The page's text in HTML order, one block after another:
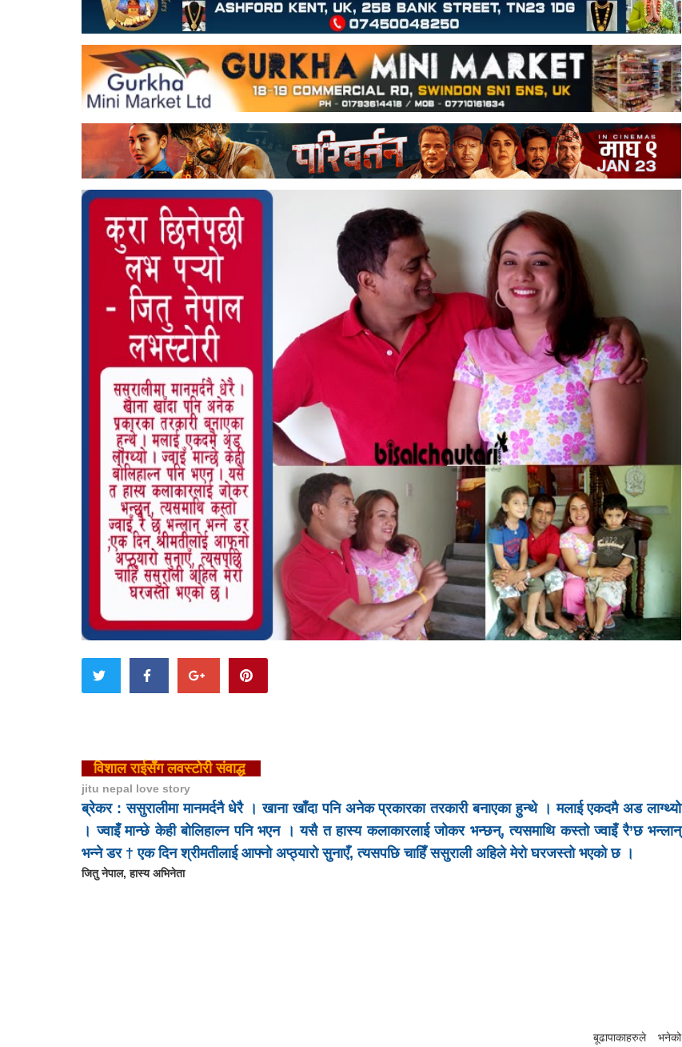
विशाल राईसँग लवस्टोरी संवाद्ध
jitu nepal love story
ब्रेकर : ससुरालीमा मानमर्दनै धेरै । खाना खाँदा पनि अनेक प्रकारका तरकारी बनाएका हुन्थे । मलाई एकदमै अड लाग्थ्यो
। ज्वाइँ मान्छे केही बोलिहाल्न पनि भएन । यसै त हास्य कलाकारलाई जोकर भन्छन्, त्यसमाथि कस्तो ज्वाइँ रै’छ भन्लान्
भन्ने डर † एक दिन श्रीमतीलाई आफ्नो अप्ठ्यारो सुनाएँ, त्यसपछि चाहिँ ससुराली अहिले मेरो घरजस्तो भएको छ ।
जितु नेपाल, हास्य अभिनेता
बूढापाकाहरुले भनेको